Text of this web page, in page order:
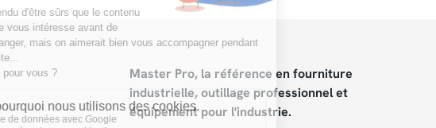
Master Pro, la référence en fourniture
industrielle, outillage professionnel et
équipement pour l'industrie.